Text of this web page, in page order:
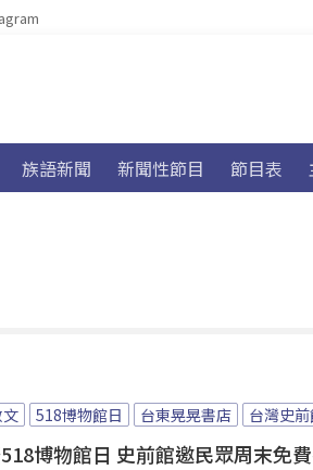
族語新聞 新聞性節目 節目表
518博物館日 台東晃晃書店 台灣史
博物館日 史前館邀民眾周末免